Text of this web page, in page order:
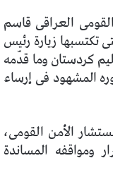
العراقى قاسم
تكتسبها زيارة رئيس
كردستان وما قدّمه
المشهود فى إرساء
الأمن القومى،
ومواقفه المساندة